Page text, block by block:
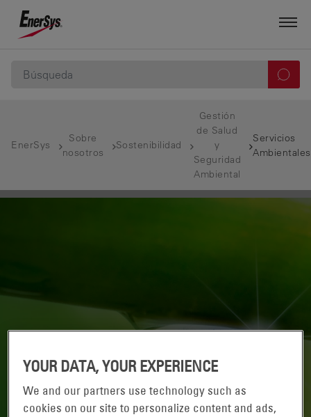
EnerSys
Sobre
nosotros
Sostenibilidad
Gestión
de Salud
y
Seguridad
Ambiental
Servicios
Ambientales
YOUR DATA, YOUR EXPERIENCE
We and our partners use technology such as
cookies on our site to personalize content and ads,